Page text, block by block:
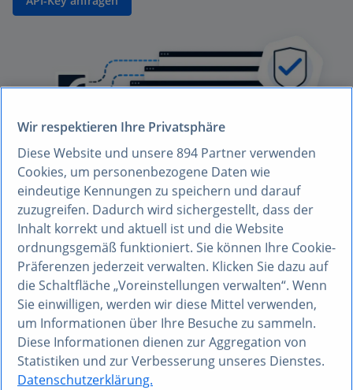
Data-Teams führender Unternehmen vertrauen auf
unsere Daten
Wir respektieren Ihre Privatsphäre
Diese Website und unsere 894 Partner verwenden
Cookies, um personenbezogene Daten wie
eindeutige Kennungen zu speichern und darauf
zuzugreifen. Dadurch wird sichergestellt, dass der
Inhalt korrekt und aktuell ist und die Website
ordnungsgemäß funktioniert. Sie können Ihre Cookie-
Präferenzen jederzeit verwalten. Klicken Sie dazu auf
die Schaltfläche „Voreinstellungen verwalten“. Wenn
Sie einwilligen, werden wir diese Mittel verwenden,
um Informationen über Ihre Besuche zu sammeln.
Diese Informationen dienen zur Aggregation von
Statistiken und zur Verbesserung unseres Dienstes.
Datenschutzerklärung.